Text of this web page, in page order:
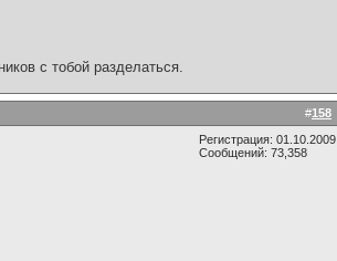
с тобой разделаться.
#158
Регистрация: 01.10.2009
Сообщений: 73,358